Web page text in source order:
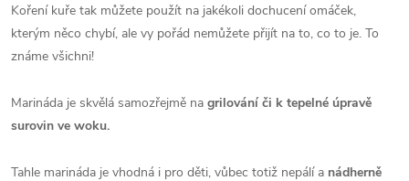
Koření kuře tak můžete použít na jakékoli dochucení omáček,
kterým něco chybí, ale vy pořád nemůžete přijít na to, co to je. To
známe všichni!
Marináda je skvělá samozřejmě na grilování či k tepelné úpravě
surovin ve woku.
Tahle marináda je vhodná i pro děti, vůbec totiž nepálí a nádherně